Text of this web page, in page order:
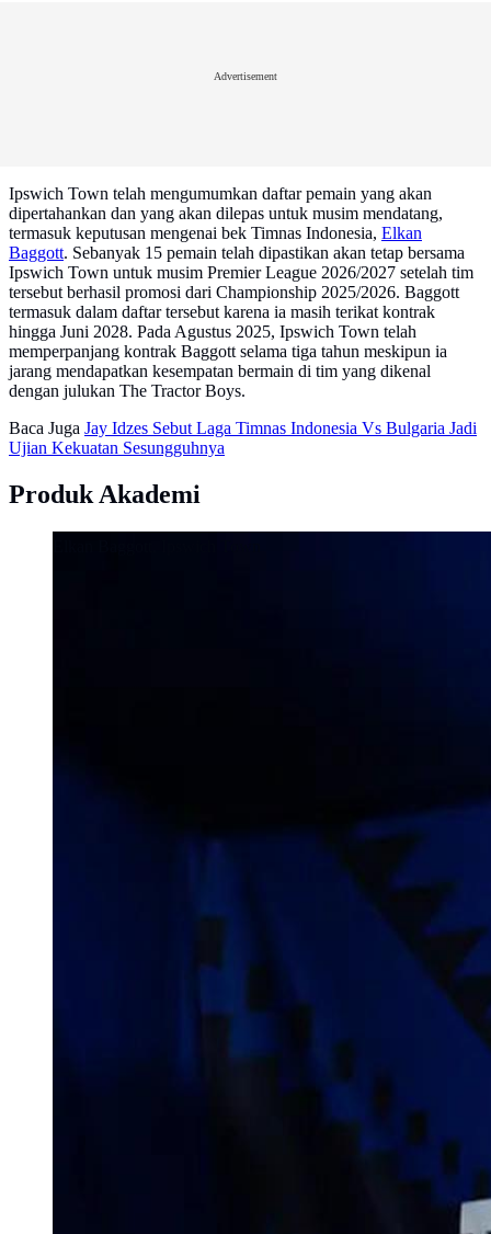
Advertisement
Ipswich Town telah mengumumkan daftar pemain yang akan
dipertahankan dan yang akan dilepas untuk musim mendatang,
termasuk keputusan mengenai bek Timnas Indonesia, Elkan
Baggott. Sebanyak 15 pemain telah dipastikan akan tetap bersama
Ipswich Town untuk musim Premier League 2026/2027 setelah tim
tersebut berhasil promosi dari Championship 2025/2026. Baggott
termasuk dalam daftar tersebut karena ia masih terikat kontrak
hingga Juni 2028. Pada Agustus 2025, Ipswich Town telah
memperpanjang kontrak Baggott selama tiga tahun meskipun ia
jarang mendapatkan kesempatan bermain di tim yang dikenal
dengan julukan The Tractor Boys.
Baca Juga Jay Idzes Sebut Laga Timnas Indonesia Vs Bulgaria Jadi
Ujian Kekuatan Sesungguhnya
Produk Akademi